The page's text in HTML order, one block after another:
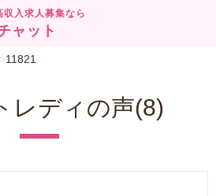
入求人募集なら
ャット
11821
レディの声(8)